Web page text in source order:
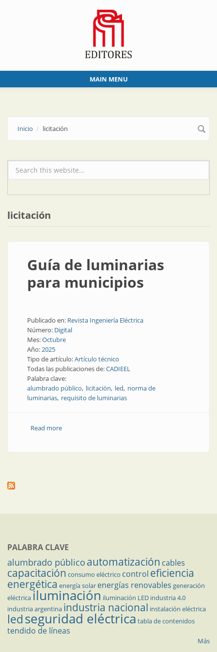
MAIN MENU
Inicio licitación
Formulario de búsqueda
licitación
Guía de luminarias
para municipios
Publicado en: Revista Ingeniería Eléctrica
Número: Digital
Mes:Octubre
Año:2025
Tipo de artículo:Artículo técnico
Todas las publicaciones de:CADIEEL
Palabra clave:
alumbrado público licitación led norma de
luminarias requisito de luminarias
Read moreabout Guía de luminarias para municipios
PALABRA CLAVE
alumbrado público automatización cables
capacitación consumo eléctrico control eficiencia
energética energía solar energías renovables generación
eléctricailuminación iluminación LED industria 4.0
industria argentina industria nacional instalación eléctrica
ledseguridad eléctrica tabla de contenidos
tendido de líneas
Más